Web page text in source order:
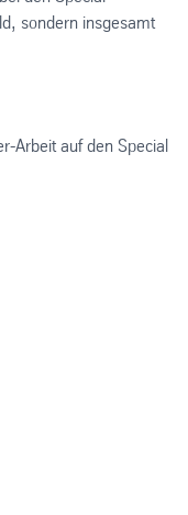
sondern insgesamt